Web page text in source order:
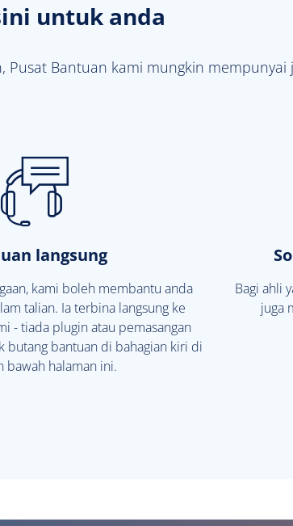
untuk anda
Bantuan kami mungkin mempunyai
langsung
kami boleh membantu anda
talian. Ia terbina langsung ke
- tiada plugin atau pemasangan
butang bantuan di bahagian kiri di
bawah halaman ini.
Bagi ahli
juga